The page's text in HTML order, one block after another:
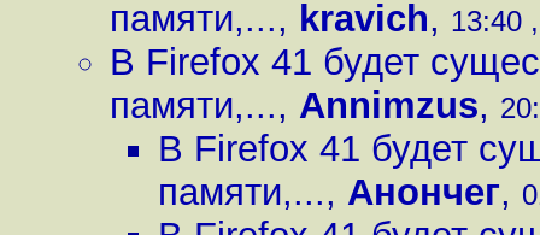
памяти,..., kravich, 13:40
В Firefox 41 будет
памяти,..., Annimzus,
В Firefox 41 будет
памяти,..., Анончег,